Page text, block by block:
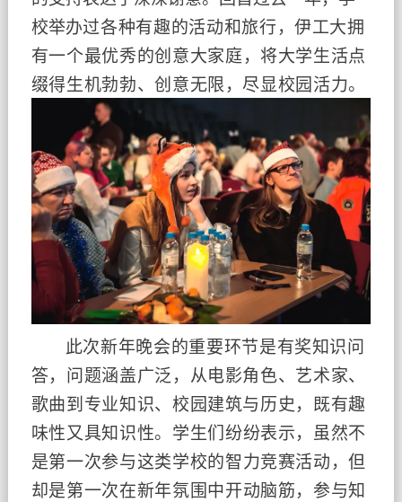
校举办过各种有趣的活动和旅行，伊工大拥
有一个最优秀的创意大家庭， 将大学生活点
缀得生机勃勃、创意无限，尽显校园活力。
此次新年晚会的重要环节是有奖知识问
答，问题涵盖广泛，从电影角色、艺术家、
歌曲到专业知识、校园建筑与历史，既有趣
味性又具知识性。 学生们纷纷表示，虽然不
是第一次参与这类学校的智力竞赛活动，但
却是第一次在新年氛围中开动脑筋，参与知